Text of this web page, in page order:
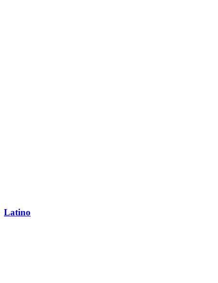
Latino